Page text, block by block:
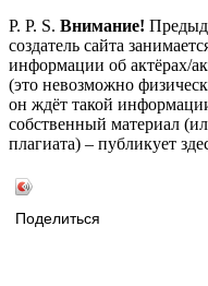
P. P. S. Внимание!
создатель сайта
информации об актёрах/
(это невозможно
он ждёт такой
собственный материал
плагиата) – публикует
Поделиться